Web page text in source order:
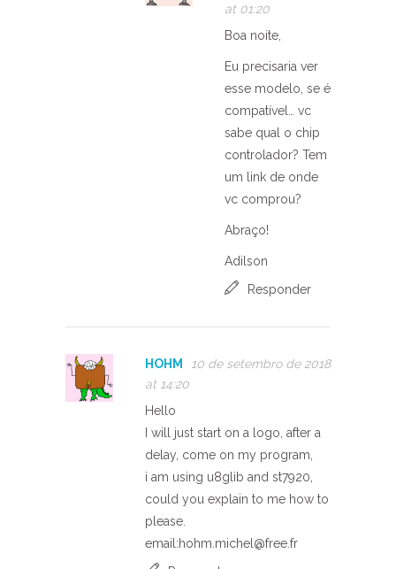
at 01:20
Boa noite,
Eu precisaria ver
esse modelo, se é
compatível… vc
sabe qual o chip
controlador? Tem
um link de onde
vc comprou?
Abraço!
Adilson
Responder
HOHM
10 de setembro de 2018
at 14:20
Hello
I will just start on a logo, after a
delay, come on my program,
i am using u8glib and st7920,
could you explain to me how to
please.
email:hohm.michel@free.fr